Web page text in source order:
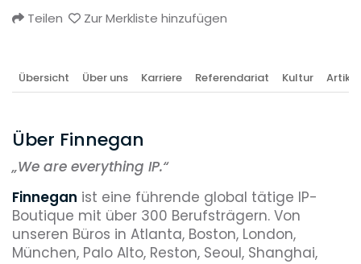
Teilen Zur Merkliste hinzufügen
Übersicht Über uns Karriere Referendariat Kultur Artikel
Über Finnegan
„We are everything IP.“
Finnegan ist eine führende global tätige IP-
Boutique mit über 300 Berufsträgern. Von
unseren Büros in Atlanta, Boston, London,
München, Palo Alto, Reston, Seoul, Shanghai,